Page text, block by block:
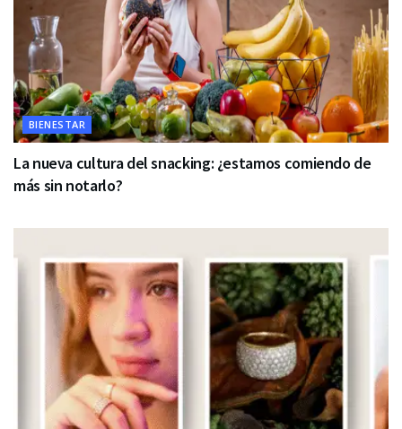
BIENESTAR
La nueva cultura del snacking: ¿estamos comiendo de
más sin notarlo?